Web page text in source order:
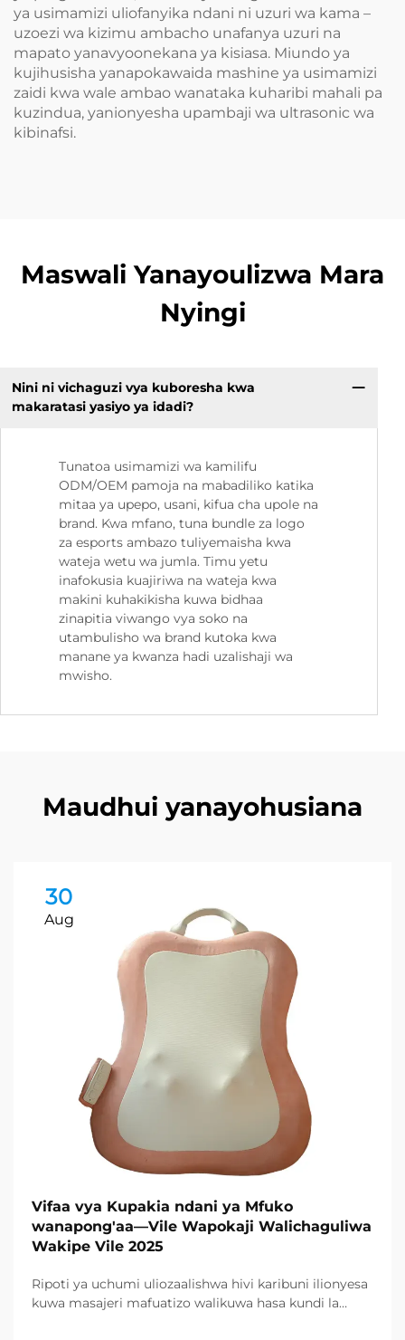
ya usimamizi uliofanyika ndani ni uzuri wa kama –
uzoezi wa kizimu ambacho unafanya uzuri na
mapato yanavyoonekana ya kisiasa. Miundo ya
kujihusisha yanapokawaida mashine ya usimamizi
zaidi kwa wale ambao wanataka kuharibi mahali pa
kuzindua, yanionyesha upambaji wa ultrasonic wa
kibinafsi.
Maswali Yanayoulizwa Mara
Nyingi
Nini ni vichaguzi vya kuboresha kwa
makaratasi yasiyo ya idadi?
Tunatoa usimamizi wa kamilifu
ODM/OEM pamoja na mabadiliko katika
mitaa ya upepo, usani, kifua cha upole na
brand. Kwa mfano, tuna bundle za logo
za esports ambazo tuliyemaisha kwa
wateja wetu wa jumla. Timu yetu
inafokusia kuajiriwa na wateja kwa
makini kuhakikisha kuwa bidhaa
zinapitia viwango vya soko na
utambulisho wa brand kutoka kwa
manane ya kwanza hadi uzalishaji wa
mwisho.
Maudhui yanayohusiana
30
Aug
Vifaa vya Kupakia ndani ya Mfuko
wanapong'aa—Vile Wapokaji Walichaguliwa
Wakipe Vile 2025
Ripoti ya uchumi uliozaalishwa hivi karibuni ilionyesa
kuwa masajeri mafuatizo walikuwa hasa kundi la